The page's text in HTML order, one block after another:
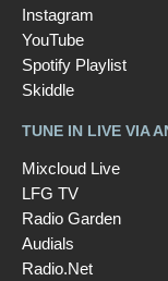
Instagram
YouTube
Spotify Playlist
Skiddle
TUNE IN LIVE VIA
Mixcloud Live
LFG TV
Radio Garden
Audials
Radio.Net